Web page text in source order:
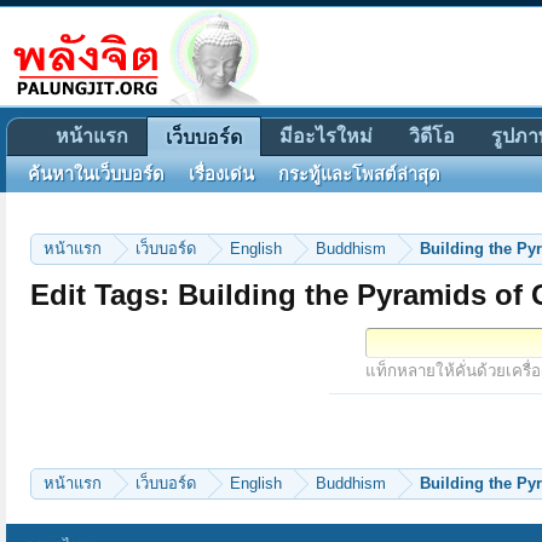
หน้าแรก เว็บบอร์ด English Buddhism Building the
Edit Tags: Building the Pyramids of
แท็กหลายให้คั่นด้วยเครื่
หน้าแรก เว็บบอร์ด English Buddhism Building the
หน้าแรก เว็บบอร์ด
ค้นหาในเว็บบอร์ด เรื่องเด่น กระทู้และโพสต์ล่าสุด
มีอะไรใหม่ วิดีโอ รูปภ